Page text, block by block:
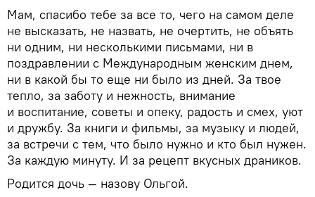
Мам, спасибо тебе за все то, чего на самом деле
не высказать, не назвать, не очертить, не объять
ни одним, ни несколькими письмами, ни в
поздравлении с Международным женским днем,
ни в какой бы то еще ни было из дней. За твое
тепло, за заботу и нежность, внимание
и воспитание, советы и опеку, радость и смех, уют
и дружбу. За книги и фильмы, за музыку и людей,
за встречи с тем, что было нужно и кто был нужен.
За каждую минуту. И за рецепт вкусных драников.
Родится дочь — назову Ольгой.